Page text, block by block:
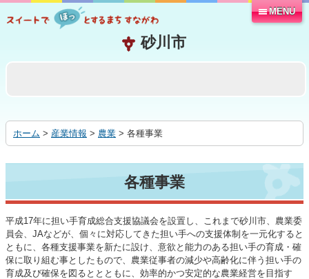
る
MENU
ホーム > 産業情報 > 農業 > 各種事業
各種事業
平成17年に担い手育成総合支援協議会を設置し、これまで砂川市、農業委
員会、JAなどが、個々に対応してきた担い手への支援体制を一元化すると
ともに、各種支援事業を新たに設け、意欲と能力のある担い手の育成・確
保に取り組む事としたもので、農業従事者の減少や高齢化に伴う担い手の
育成及び確保を図るととともに、効率的かつ安定的な農業経営を目指す